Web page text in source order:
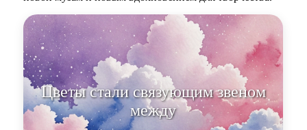
Цветы стали связующим звеном